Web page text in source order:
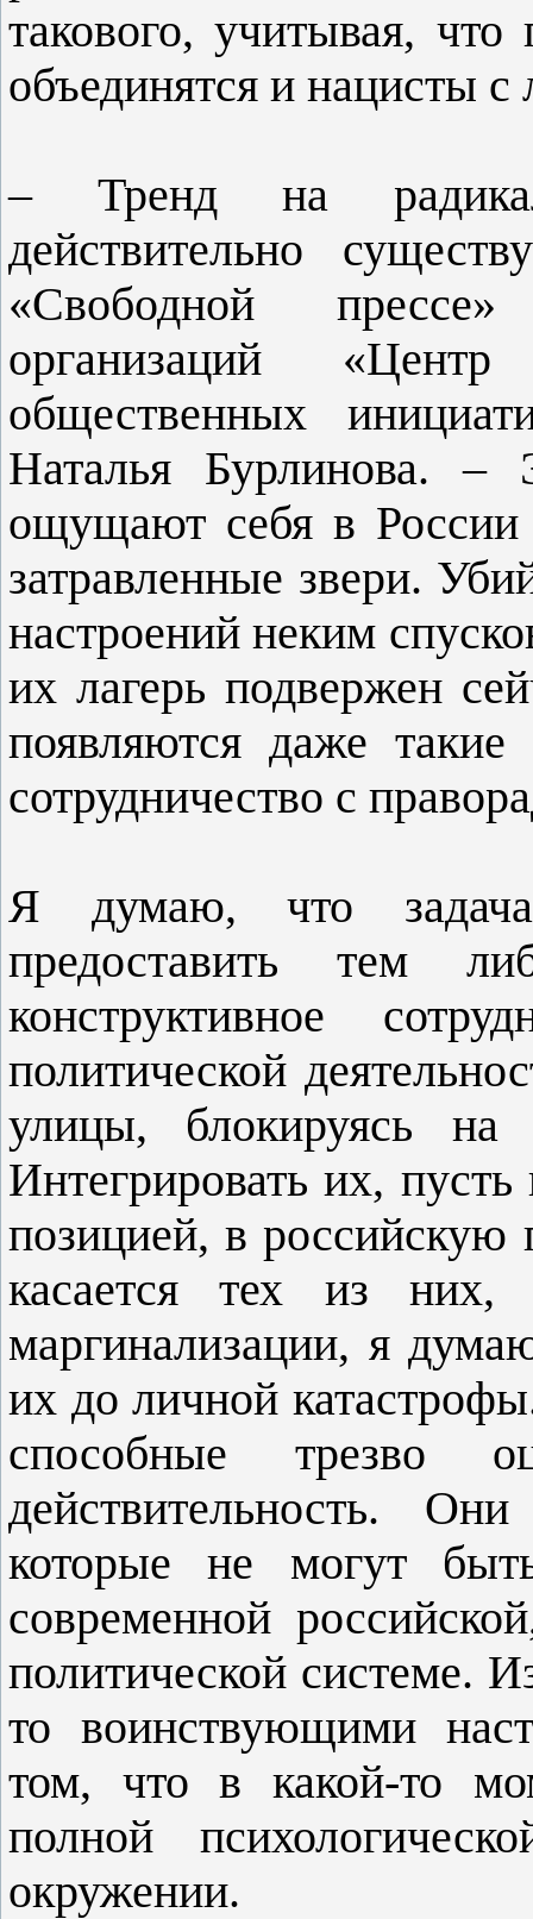
такового, учитывая,
объединятся и нацисты с
– Тренд на
действительно
«Свободной
организаций
общественных
Наталья Бурлинова.
ощущают себя в России
затравленные звери.
настроений неким
их лагерь подвержен
появляются даже
сотрудничество с
Я думаю, что
предоставить тем
конструктивное
политической
улицы, блокируясь на
Интегрировать их,
позицией, в российскую
касается тех из
маргинализации, я
их до личной
способные трезво
действительность.
которые не могут
современной
политической системе.
то воинствующими
том, что в какой-то
полной
окружении.